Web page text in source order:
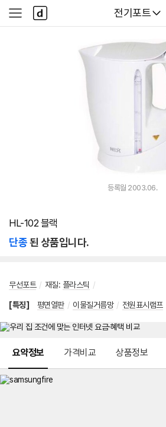
다나와
전기포트
사
이
다
나
와
등록월 2003.06.
HL-102 블랙
단종된 상품입니다.
무선포트 / 재질: 플라스틱 /
[특징] 평면열판 / 이물질거름망 / 전원표시램프
요약정보 가격비교 상품정보